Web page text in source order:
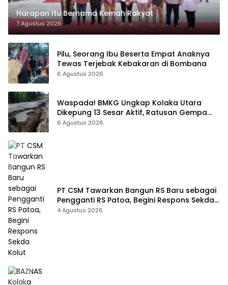
Harapan Itu Bernama Kemah Rakyat
7 Agustus 2026
Pilu, Seorang Ibu Beserta Empat Anaknya
Tewas Terjebak Kebakaran di Bombana
6 Agustus 2026
Waspada! BMKG Ungkap Kolaka Utara
Dikepung 13 Sesar Aktif, Ratusan Gempa
Sudah Terekam
6 Agustus 2026
PT CSM Tawarkan Bangun RS Baru sebagai
Pengganti RS Patoa, Begini Respons Sekda
Kolut
4 Agustus 2026